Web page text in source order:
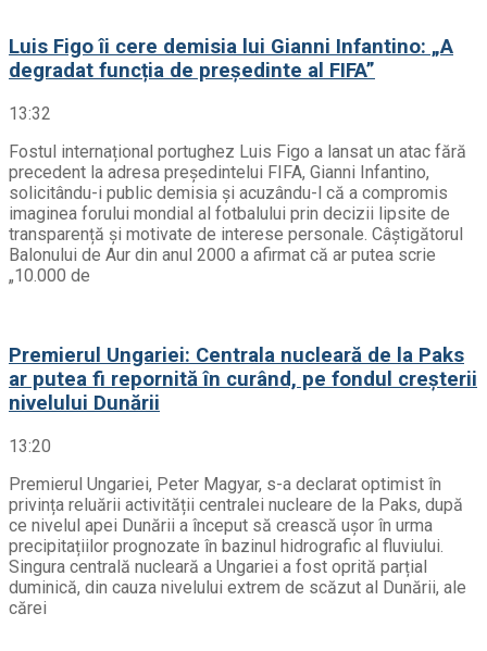
Luis Figo îi cere demisia lui Gianni Infantino: „A
degradat funcția de președinte al FIFA”
13:32
Fostul internațional portughez Luis Figo a lansat un atac fără
precedent la adresa președintelui FIFA, Gianni Infantino,
solicitându-i public demisia și acuzându-l că a compromis
imaginea forului mondial al fotbalului prin decizii lipsite de
transparență și motivate de interese personale. Câștigătorul
Balonului de Aur din anul 2000 a afirmat că ar putea scrie
„10.000 de
Premierul Ungariei: Centrala nucleară de la Paks
ar putea fi repornită în curând, pe fondul creșterii
nivelului Dunării
13:20
Premierul Ungariei, Peter Magyar, s-a declarat optimist în
privința reluării activității centralei nucleare de la Paks, după
ce nivelul apei Dunării a început să crească ușor în urma
precipitațiilor prognozate în bazinul hidrografic al fluviului.
Singura centrală nucleară a Ungariei a fost oprită parțial
duminică, din cauza nivelului extrem de scăzut al Dunării, ale
cărei